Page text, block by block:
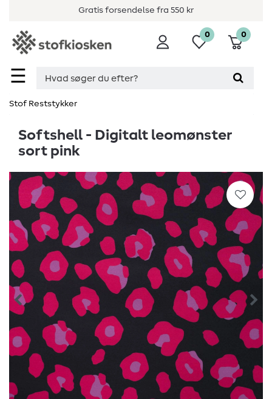
Gratis forsendelse fra 550 kr
☰
0 0
Stof Reststykker
Softshell - Digitalt leomønster
sort pink